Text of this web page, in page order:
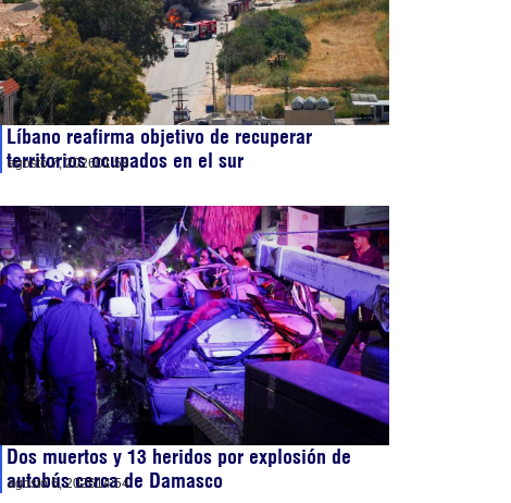
Líbano reafirma objetivo de recuperar
territorios ocupados en el sur
agosto 7, 202601:58
Dos muertos y 13 heridos por explosión de
autobús cerca de Damasco
agosto 6, 202614:54